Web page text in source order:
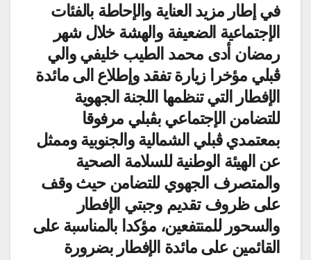
في إطار مزيد العناية والإحاطة بالفئات
الإجتماعية الضعيفة والهشة خلال شهر
رمضان أدى محمد الطيب خليفي والي
ڨبلي مؤخرا زيارة تفقد وإطلاع الى مائدة
الإفطار التي تنظمها اللجنة الجهوية
للتضامن الإجتماعي بڨبلي مرفوقا
بمعتمدي ڨبلي الشمالية والجنوبية وممثل
عن الهيئة الوطنية للسلامة الصحية
والمتصرف الجهوي للتضامن حيث وقف
على ظروف تقديم وجبتي الإفطار
والسحور للمنتفعين، مؤكدا بالمناسبة على
القائمين على مائدة الإفطار بضرورة